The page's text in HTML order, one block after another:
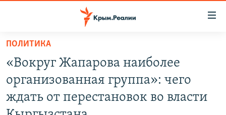
Вернуться
основному
содержанию
Вернутся
СПЕЦПРОЕКТЫ
ВОДА
ИСТОРИЯ
ПОЛИТИКА
«Вокруг Жапарова наиболее
организованная группа»: чего
ждать от перестановок во власти